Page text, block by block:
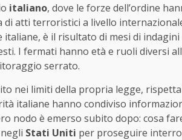
italiano, dove le forze dell’ordine
di atti terroristici a livello
italiane, è il risultato di mesi di
I fermati hanno età e ruoli diversi
serrato.
nei limiti della propria legge,
italiane hanno condiviso
nodo è emerso subito dopo: cosa
Stati Uniti per proseguire